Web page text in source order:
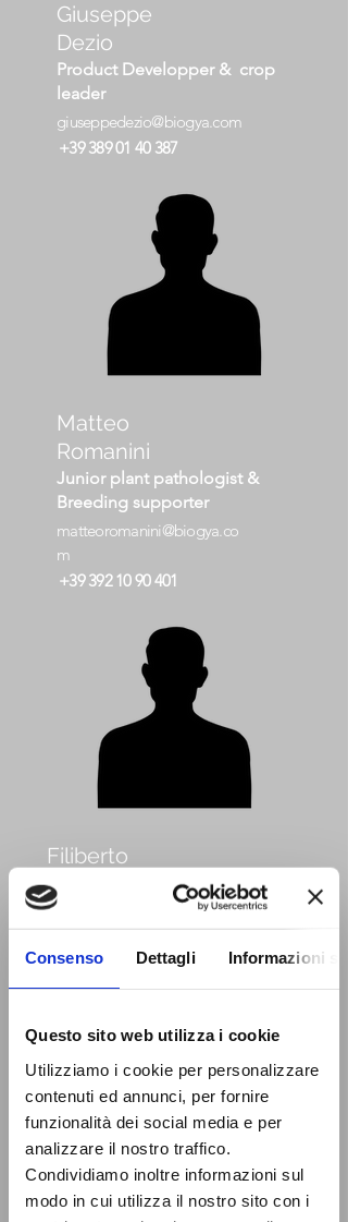
Consenso Dettagli Informazioni
Questo sito web utilizza i cookie
Utilizziamo i cookie per personalizzare
contenuti ed annunci, per fornire
funzionalità dei social media e per
analizzare il nostro traffico.
Condividiamo inoltre informazioni sul
modo in cui utilizza il nostro sito con i
Giuseppe
Dezio
Product Developper & crop
leader
giuseppedezio@biogya.com
+39389 01 40 387
Matteo
Romanini
Junior plant pathologist &
Breeding supporter
matteoromanini@biogya.co
m
+39 392 10 90 401
Filiberto
Verardi
Technical Promoter
Bari, Brindisi, Taranto, Lecce,
Matera
filiberto_verardi@hotmail.it